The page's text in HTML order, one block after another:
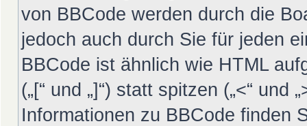
von BBCode werden durch die
jedoch auch durch Sie für jeden
BBCode ist ähnlich wie HTML
(„[“ und „]“) statt spitzen („<“
Informationen zu BBCode finden